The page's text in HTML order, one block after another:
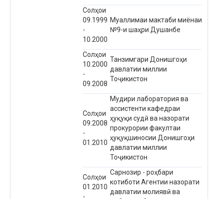
Солҳои
09.1999
-
10.2000
Муаллимаи мактаби миёнаи
№9-и шаҳри Душанбе
Солҳои
10.2000
-
09.2008
Танзимгари Донишгоҳи
давлатии миллии
Тоҷикистон
Солҳои
09.2008
-
01.2010
Мудири лаборатория ва
ассистенти кафедраи
ҳуқуқи судӣ ва назорати
прокурории факултаи
ҳуқуқшиносии Донишгоҳи
давлатии миллии
Тоҷикистон
Солҳои
01.2010
-
Сарнозир - роҳбари
котиботи Агентии назорати
давлатии молиявӣ ва